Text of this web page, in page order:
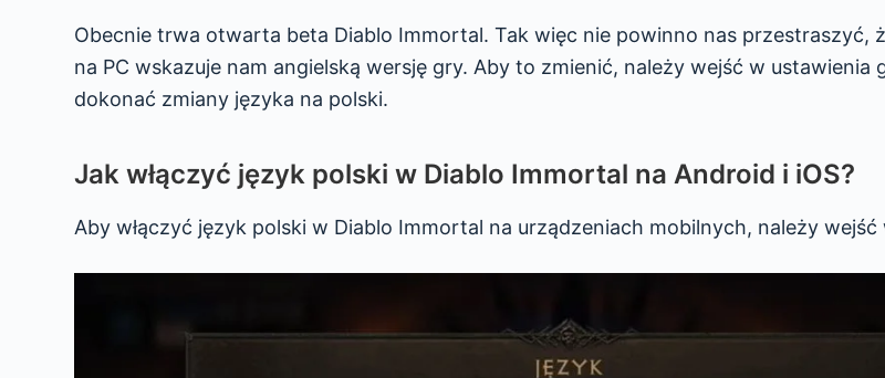
Obecnie trwa otwarta beta Diablo Immortal. Tak więc nie powinno nas przestraszyć,
na PC wskazuje nam angielską wersję gry. Aby to zmienić, należy wejść w ustawienia
dokonać zmiany języka na polski.
Jak włączyć język polski w Diablo Immortal na Android i iOS?
Aby włączyć język polski w Diablo Immortal na urządzeniach mobilnych, należy wejść